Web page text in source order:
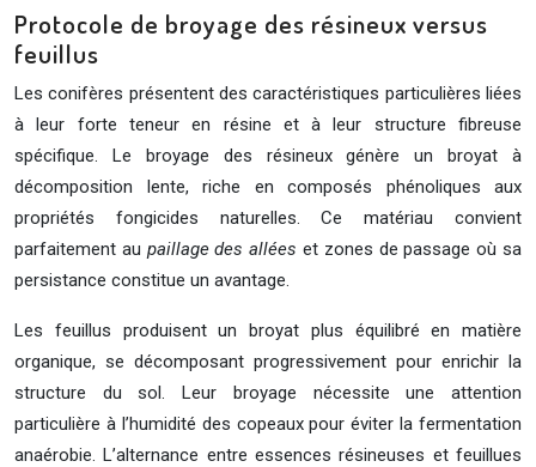
Protocole de broyage des résineux versus
feuillus
Les conifères présentent des caractéristiques particulières liées
à leur forte teneur en résine et à leur structure fibreuse
spécifique. Le broyage des résineux génère un broyat à
décomposition lente, riche en composés phénoliques aux
propriétés fongicides naturelles. Ce matériau convient
parfaitement au paillage des alléeset zones de passage où sa
persistance constitue un avantage.
Les feuillus produisent un broyat plus équilibré en matière
organique, se décomposant progressivement pour enrichir la
structure du sol. Leur broyage nécessite une attention
particulière à l’humidité des copeaux pour éviter la fermentation
anaérobie. L’alternance entre essences résineuses et feuillues